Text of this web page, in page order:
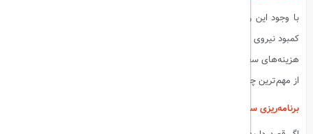
با وجود این رونق، برخی چالش‌ها نیز بر سر راه صنعت گردشگری قرار دارد.
کمبود نیروی کار در بخش‌های مختلف از جمله هتل‌داری و حمل‌ونقل، افزایش
هزینه‌های سفر و نیاز به مدیریت پایدارتر گردشگری به‌ویژه در مقاصد محبوب،
از مهم‌ترین چالش‌های پیش‌روی این صنعت هستند.
برنامه‌ریزی سفر